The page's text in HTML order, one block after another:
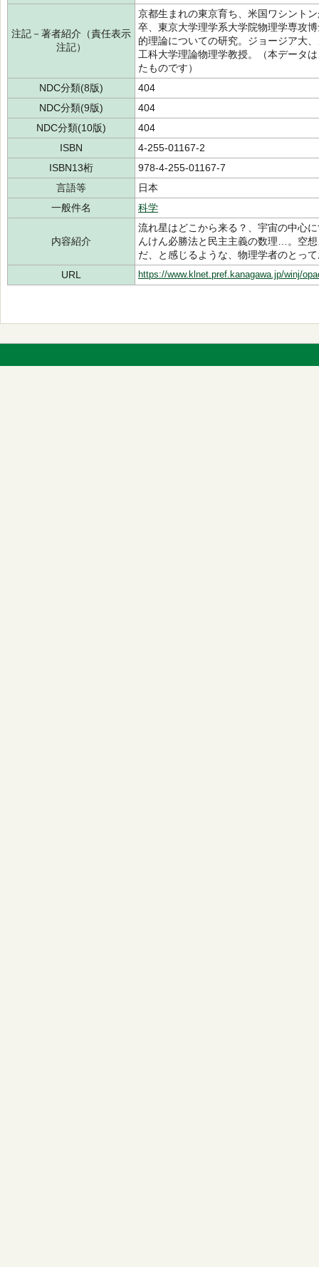
注記－著者紹介（責任表示
注記）
京都生まれの東京育ち、米国ワシント
卒、東京大学理学系大学院物理学専攻
的理論についての研究。ジョージア大
工科大学理論物理学教授。（本データ
たものです）
NDC分類(8版)
404
NDC分類(9版)
404
NDC分類(10版)
404
ISBN
4-255-01167-2
ISBN13桁
978-4-255-01167-7
言語等
日本
一般件名
科学
内容紹介
流れ星はどこから来る？、宇宙の中心
んけん必勝法と民主主義の数理…。空
だ、と感じるような、物理学者のとっ
URL
https://www.klnet.pref.kanagawa.jp/winj/